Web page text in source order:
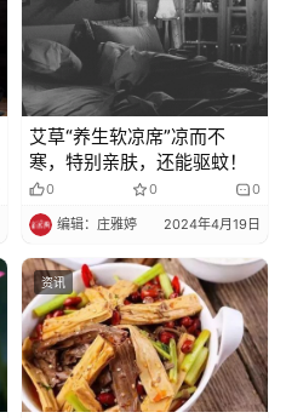
艾草“养生软凉席”凉而不
寒，特别亲肤，还能驱蚊！
0 0 0
编辑：庄雅婷 2024年4月19日
资讯